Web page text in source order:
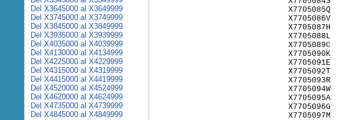
X7705085Q
X7705086V
X7705087H
X7705088L
X7705089C
X7705090K
X7705091E
X7705092T
X7705093R
X7705094W
X7705095A
X7705096G
X7705097M
Del X3645000 al X3649999
Del X3745000 al X3749999
Del X3845000 al X3849999
Del X3935000 al X3939999
Del X4035000 al X4039999
Del X4130000 al X4134999
Del X4225000 al X4229999
Del X4315000 al X4319999
Del X4415000 al X4419999
Del X4520000 al X4524999
Del X4620000 al X4624999
Del X4735000 al X4739999
Del X4845000 al X4849999